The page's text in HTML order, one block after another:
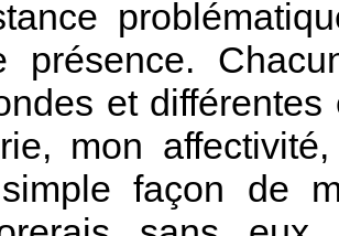
présence.
et
mon
façon de